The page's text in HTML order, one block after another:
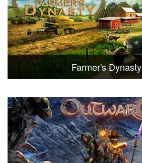
Farmer's Dynasty